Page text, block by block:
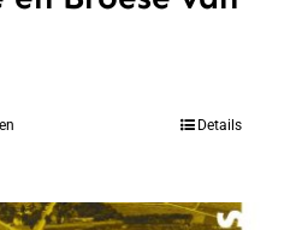
Details